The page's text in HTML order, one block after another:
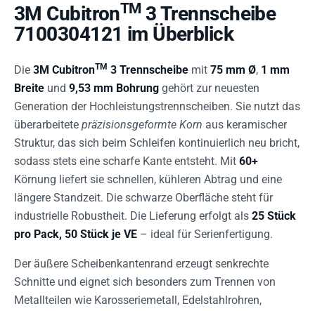
3M CubitronTM 3 Trennscheibe
7100304121 im Überblick
Die 3M CubitronTM 3 Trennscheibe mit 75 mm Ø, 1 mm
Breite und 9,53 mm Bohrung gehört zur neuesten
Generation der Hochleistungstrennscheiben. Sie nutzt das
überarbeitete präzisionsgeformte Korn aus keramischer
Struktur, das sich beim Schleifen kontinuierlich neu bricht,
sodass stets eine scharfe Kante entsteht. Mit 60+
Körnung liefert sie schnellen, kühleren Abtrag und eine
längere Standzeit. Die schwarze Oberfläche steht für
industrielle Robustheit. Die Lieferung erfolgt als 25 Stück
pro Pack, 50 Stück je VE – ideal für Serienfertigung.
Der äußere Scheibenkantenrand erzeugt senkrechte
Schnitte und eignet sich besonders zum Trennen von
Metallteilen wie Karosseriemetall, Edelstahlrohren,